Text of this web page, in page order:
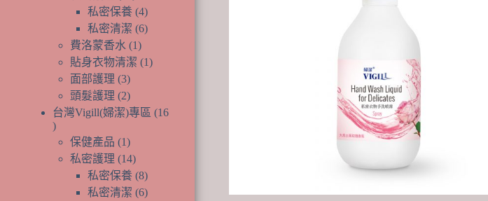
品
產
品
個
產
品
私密保養 44
個
品
私密清潔 66
產
費洛蒙香水 11
個
貼身衣物清潔 11
品
面部護理 33
個
產
頭髮護理 22
個
品
台灣Vigill(婦潔)專區
16
16
個
產
保健產品 11
個
產
品
私密護理 1414
個
產
私密保養 88
個
私密清潔 66